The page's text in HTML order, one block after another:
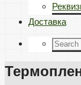
Доставка